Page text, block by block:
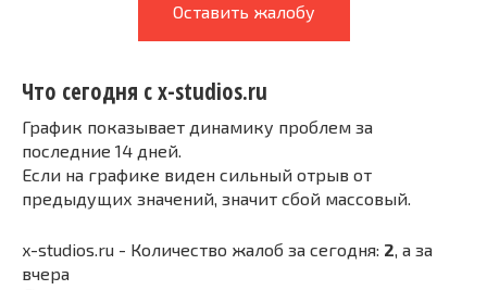
Оставить жалобу
Что сегодня с x-studios.ru
График показывает динамику проблем за
последние 14 дней.
Если на графике виден сильный отрыв от
предыдущих значений, значит сбой массовый.
x-studios.ru - Количество жалоб за сегодня: 2 , а за
вчера